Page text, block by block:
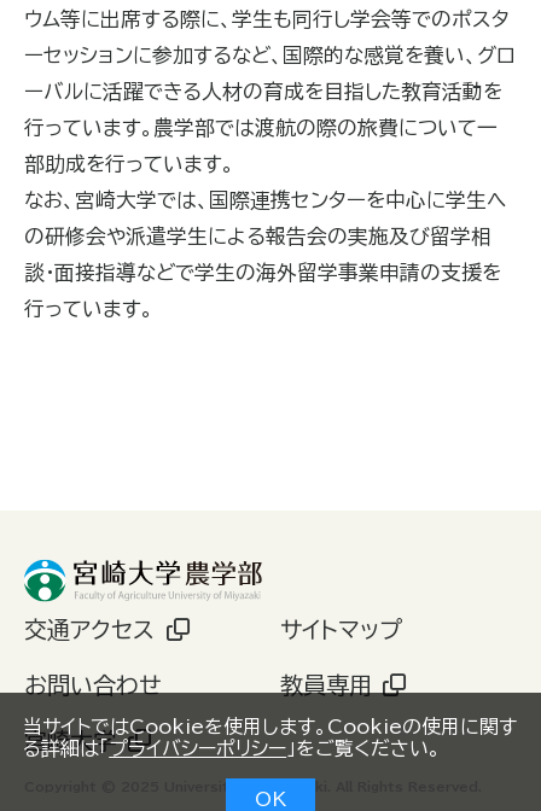
当サイトではCookieを使用します。Cookieの使用に関す
る詳細は「プライバシーポリシー 」をご覧ください。
OK
ウム等に出席する際に、学生も同行し学会等でのポスタ
ーセッションに参加するなど、国際的な感覚を養い、グロ
ーバルに活躍できる人材の育成を目指した教育活動を
行っています。農学部では渡航の際の旅費について一
部助成を行っています。
なお、宮崎大学では、国際連携センターを中心に学生へ
の研修会や派遣学生による報告会の実施及び留学相
談・面接指導などで学生の海外留学事業申請の支援を
行っています。
交通アクセス サイトマップ
お問い合わせ 教員専用
宮崎大学